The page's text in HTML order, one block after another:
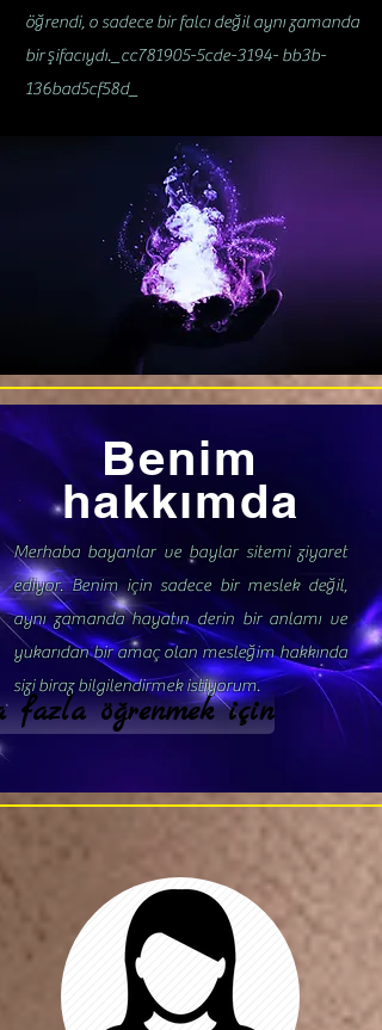
öğrendi, o sadece bir falcı değil aynı zamanda
bir şifacıydı._cc781905-5cde-3194- bb3b-
136bad5cf58d_
Benim
hakkımda
Merhaba bayanlar ve baylar sitemi ziyaret
ediyor. Benim için sadece bir meslek değil,
aynı zamanda hayatın derin bir anlamı ve
yukarıdan bir amaç olan mesleğim hakkında
sizi biraz bilgilendirmek istiyorum.
fazla öğrenmek için